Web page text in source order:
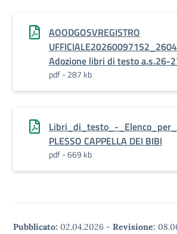
AOODGOSVREGISTRO
Adozione libri di testo a.s.26-
pdf - 287 kb
Libri_di_testo_-
PLESSO CAPPELLA DEI BIBI
pdf - 669 kb
Pubblicato: 02.04.2026 - Revisione: